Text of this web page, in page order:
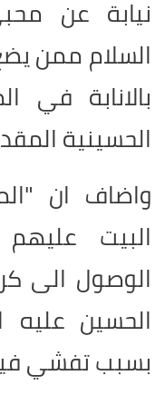
نيابة عن
‏السلام ممن
بالانابة في
الحسينية
واضاف ان
البيت
الوصول الى
الحسين
بسبب تفشي